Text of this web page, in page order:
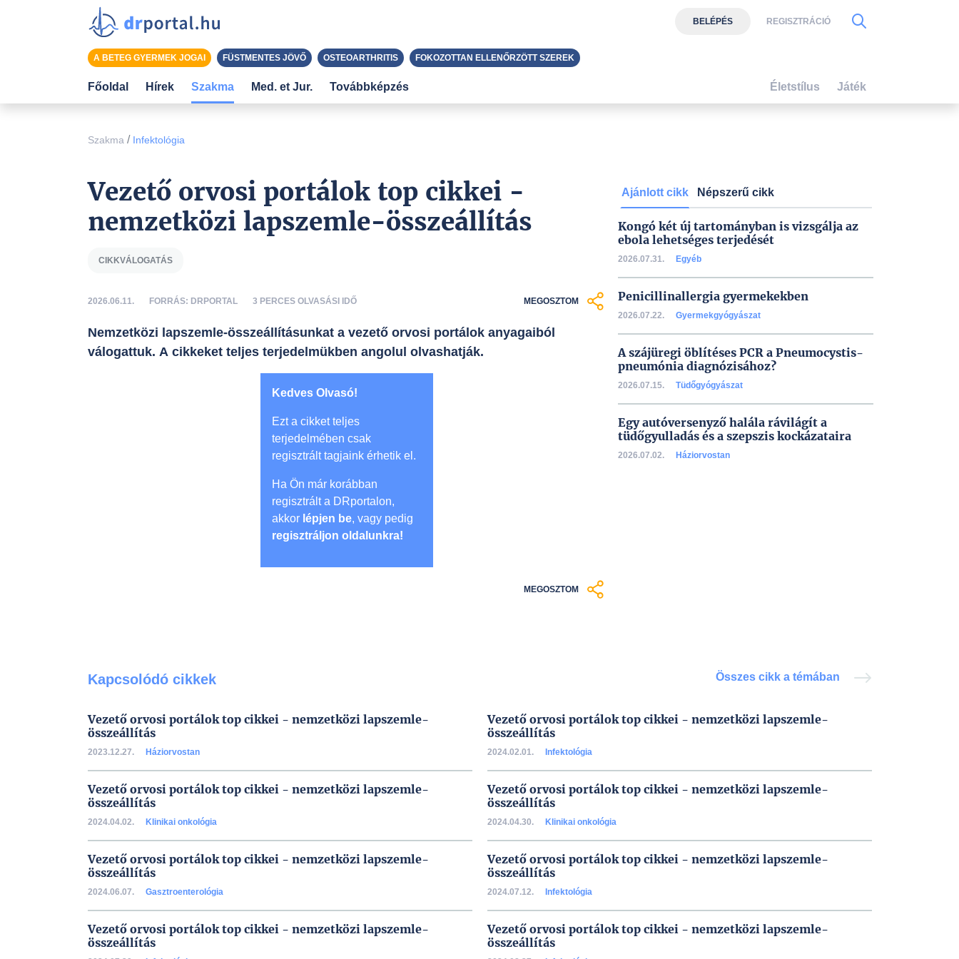
Szakma / Infektológia
Vezető orvosi portálok top cikkei -
nemzetközi lapszemle-összeállítás
CIKKVÁLOGATÁS
2026.06.11. FORRÁS: DRPORTAL 3 PERCES OLVASÁSI IDŐ MEGOSZTOM
Nemzetközi lapszemle-összeállításunkat a vezető orvosi portálok anyagaiból
válogattuk. A cikkeket teljes terjedelmükben angolul olvashatják.
Kedves Olvasó!
Ezt a cikket teljes
terjedelmében csak
regisztrált tagjaink érhetik el.
Ha Ön már korábban
regisztrált a DRportalon,
akkor lépjen be, vagy pedig
regisztráljon oldalunkra!
MEGOSZTOM
Ajánlott cikk Népszerű cikk
Kongó két új tartományban is vizsgálja az
ebola lehetséges terjedését
2026.07.31. Egyéb
Penicillinallergia gyermekekben
2026.07.22. Gyermekgyógyászat
A szájüregi öblítéses PCR a Pneumocystis-
pneumónia diagnózisához?
2026.07.15. Tüdőgyógyászat
Egy autóversenyző halála rávilágít a
tüdőgyulladás és a szepszis kockázataira
2026.07.02. Háziorvostan
Kapcsolódó cikkek Összes cikk a témában
Vezető orvosi portálok top cikkei - nemzetközi lapszemle-
összeállítás
2023.12.27. Háziorvostan
Vezető orvosi portálok top cikkei - nemzetközi lapszemle-
összeállítás
2024.02.01. Infektológia
Vezető orvosi portálok top cikkei - nemzetközi lapszemle-
összeállítás
2024.04.02. Klinikai onkológia
Vezető orvosi portálok top cikkei - nemzetközi lapszemle-
összeállítás
2024.04.30. Klinikai onkológia
Vezető orvosi portálok top cikkei - nemzetközi lapszemle-
összeállítás
2024.06.07. Gasztroenterológia
Vezető orvosi portálok top cikkei - nemzetközi lapszemle-
összeállítás
2024.07.12. Infektológia
Vezető orvosi portálok top cikkei - nemzetközi lapszemle-
összeállítás
Vezető orvosi portálok top cikkei - nemzetközi lapszemle-
összeállítás
BELÉPÉS REGISZTRÁCIÓ
A BETEG GYERMEK JOGAI FÜSTMENTES JÖVŐ OSTEOARTHRITIS FOKOZOTTAN ELLENŐRZÖTT SZEREK
Főoldal Hírek Szakma Med. et Jur. Továbbképzés Életstílus Játék